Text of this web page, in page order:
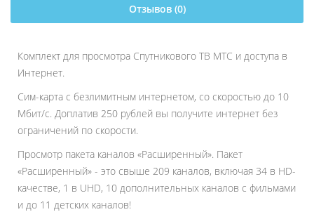
Отзывов (0)
Комплект для просмотра Спутникового ТВ МТС и доступа в
Интернет.
Сим-карта с безлимитным интернетом, со скоростью до 10
Мбит/с. Доплатив 250 рублей вы получите интернет без
ограничений по скорости.
Просмотр пакета каналов «Расширенный». Пакет
«Расширенный» - это свыше 209 каналов, включая 34 в HD-
качестве, 1 в UHD, 10 дополнительных каналов с фильмами
и до 11 детских каналов!